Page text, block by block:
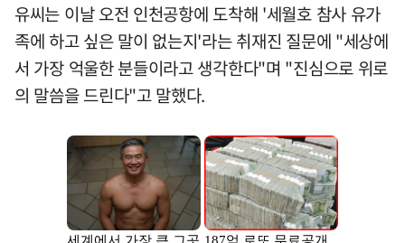
유씨는 이날 오전 인천공항에 도착해 '세월호 참사 유가
족에 하고 싶은 말이 없는지'라는 취재진 질문에 "세상에
서 가장 억울한 분들이라고 생각한다"며 "진심으로 위로
의 말씀을 드린다"고 말했다.